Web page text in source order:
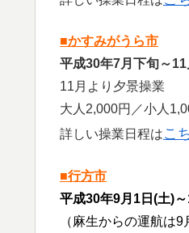
■かすみがうら市
平成30年7月下旬～
11月より夕景操業
大人2,000円／小人
詳しい操業日程はこ
■行方市
平成30年9月1日(土)
（麻生からの運航は9